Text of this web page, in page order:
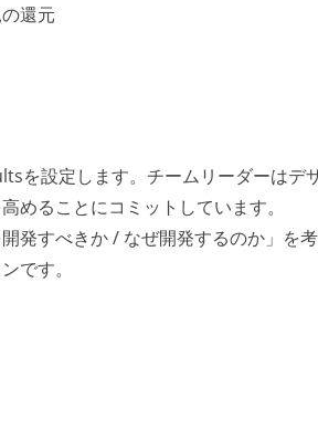
還元
を設定します。チームリーダーはデ
めることにコミットしています。
発すべきか / なぜ開発するのか」を
です。